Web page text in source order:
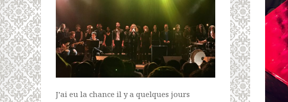
J’ai eu la chance il y a quelques jours